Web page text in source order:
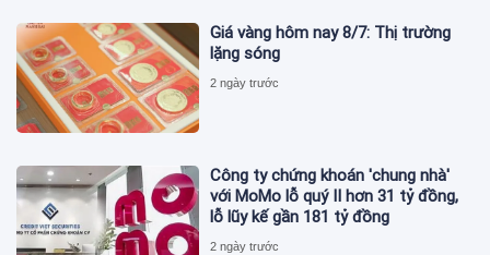
Giá vàng hôm nay 8/7: Thị trường
lặng sóng
2 ngày trước
Công ty chứng khoán 'chung nhà'
với MoMo lỗ quý II hơn 31 tỷ đồng,
lỗ lũy kế gần 181 tỷ đồng
2 ngày trước